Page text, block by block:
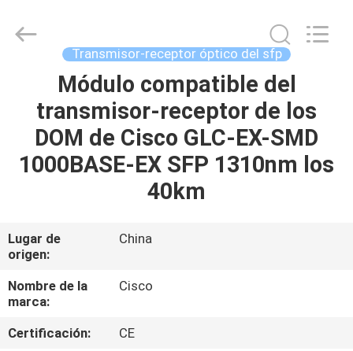
CASA
PRODUCTOS
VÍDEOS
SOBRE
NOSOTROS
Equipment
Transmisor-receptor óptico del sfp
Módulo compatible del
transmisor-receptor de los
DOM de Cisco GLC-EX-SMD
1000BASE-EX SFP 1310nm los
40km
Lugar de
origen:
China
Nombre de la
marca:
Cisco
Certificación:
CE